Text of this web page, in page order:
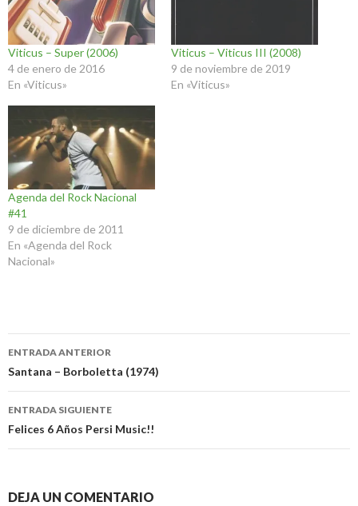
Viticus – Super (2006)
4 de enero de 2016
En «Viticus»
Viticus – Viticus III (2008)
9 de noviembre de 2019
En «Viticus»
Agenda del Rock Nacional
#41
9 de diciembre de 2011
En «Agenda del Rock
Nacional»
Navegación
de
entradas
ENTRADA ANTERIOR
Santana – Borboletta (1974)
ENTRADA SIGUIENTE
Felices 6 Años Persi Music!!
DEJA UN COMENTARIO